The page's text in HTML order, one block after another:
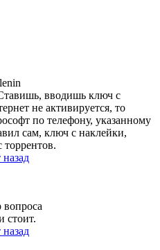
вводишь ключ с
не активируется, то
по телефону, указанному
сам, ключ с наклейки,
назад
вопроса
стоит.
назад